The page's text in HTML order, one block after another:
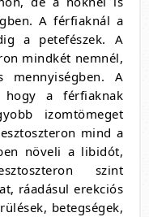
A férfiaknál a
a petefészek. A
mindkét nemnél,
mennyiségben. A
hogy a férfiaknak
izomtömeget
mind a
növeli a libidót,
szint
ráadásul erekciós
betegségek,